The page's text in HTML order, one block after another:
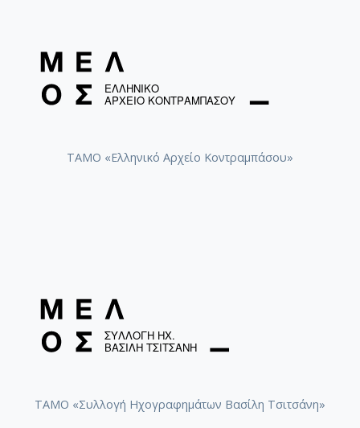
ΤΑΜΟ «Ελληνικό Αρχείο Κοντραμπάσου»
ΤΑΜΟ «Συλλογή Ηχογραφημάτων Βασίλη Τσιτσάνη»